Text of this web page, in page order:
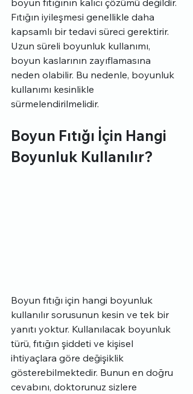
boyun fıtığının kalıcı çözümü değildir.
Fıtığın iyileşmesi genellikle daha
kapsamlı bir tedavi süreci gerektirir.
Uzun süreli boyunluk kullanımı,
boyun kaslarının zayıflamasına
neden olabilir. Bu nedenle, boyunluk
kullanımı kesinlikle
sürmelendirilmelidir.
Boyun Fıtığı İçin Hangi
Boyunluk Kullanılır?
Boyun fıtığı için hangi boyunluk
kullanılır sorusunun kesin ve tek bir
yanıtı yoktur. Kullanılacak boyunluk
türü, fıtığın şiddeti ve kişisel
ihtiyaçlara göre değişiklik
gösterebilmektedir. Bunun en doğru
cevabını, doktorunuz sizlere